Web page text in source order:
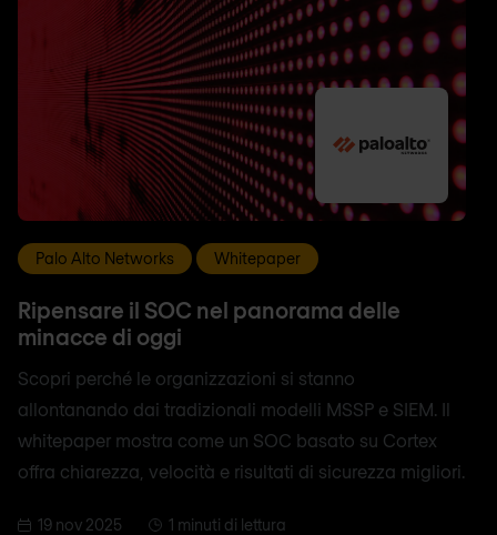
Palo Alto Networks Whitepaper
Ripensare il SOC nel panorama delle
minacce di oggi
Scopri perché le organizzazioni si stanno
allontanando dai tradizionali modelli MSSP e SIEM. Il
whitepaper mostra come un SOC basato su Cortex
offra chiarezza, velocità e risultati di sicurezza migliori.
19 nov 2025 1 minuti di lettura